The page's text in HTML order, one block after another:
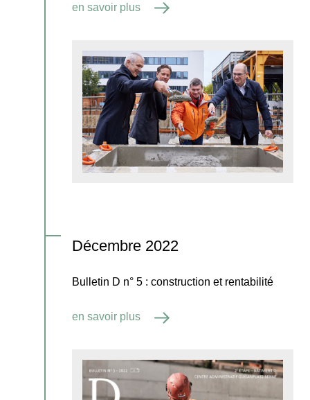
en savoir plus
Décembre 2022
Bulletin D n° 5 : construction et rentabilité
en savoir plus